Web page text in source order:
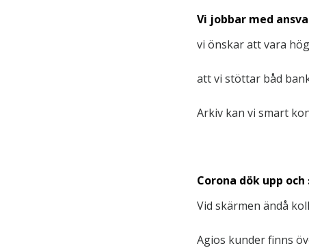
Vi jobbar med
vi önskar att vara
att vi stöttar båd
Arkiv kan vi smart
Corona dök upp
Vid skärmen ändå
Agios kunder finns